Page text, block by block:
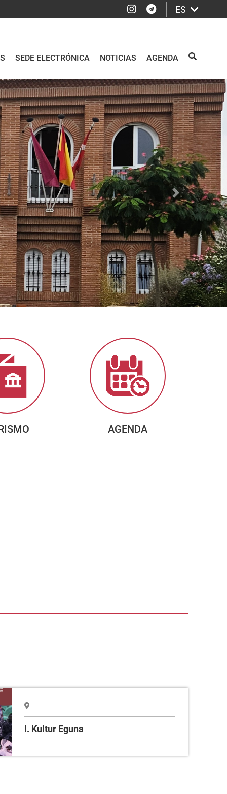
Instagram
Telegram
ES
SEDE ELECTRÓNICA NOTICIAS AGENDA BUSCAR
Siguiente
AGENDA
I. Kultur Eguna